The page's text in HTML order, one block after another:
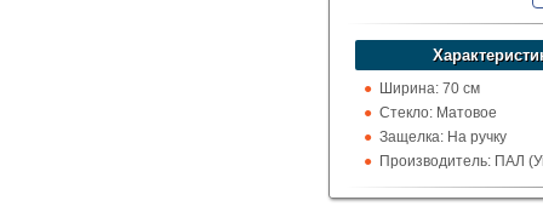
Ширина: 70 см
Стекло: Матовое
Защелка: На ручку
Производитель: ПАЛ
Высота: 190 см